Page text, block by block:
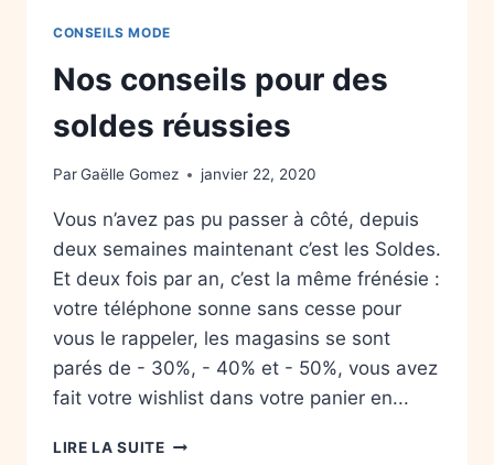
CONSEILS MODE
Nos conseils pour des
soldes réussies
ParGaëlle Gomez janvier 22, 2020
Vous n’avez pas pu passer à côté, depuis
deux semaines maintenant c’est les Soldes.
Et deux fois par an, c’est la même frénésie :
votre téléphone sonne sans cesse pour
vous le rappeler, les magasins se sont
parés de - 30%, - 40% et - 50%, vous avez
fait votre wishlist dans votre panier en...
LIRE LA SUITE